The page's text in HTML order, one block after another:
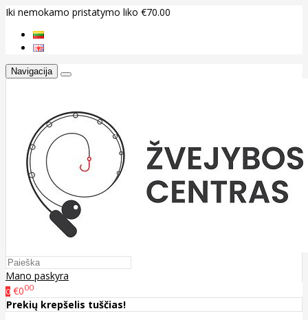
Iki nemokamo pristatymo liko €70.00
Navigacija
Mano paskyra
0 €000
Prekių krepšelis tuščias!